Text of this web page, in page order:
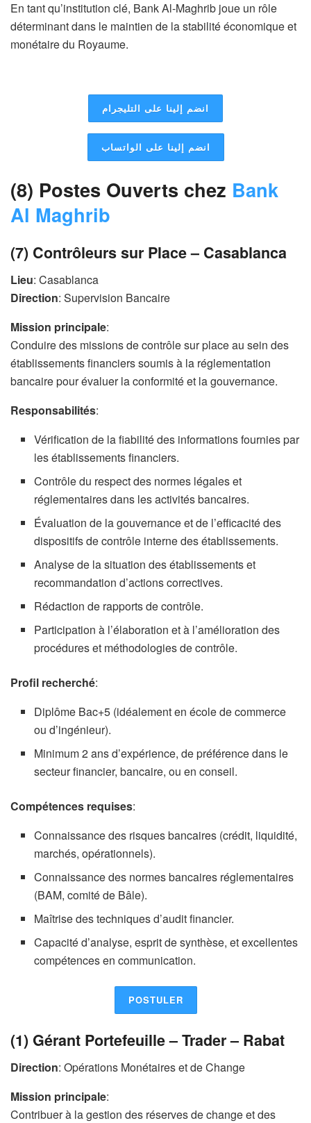
En tant qu’institution clé, Bank Al-Maghrib joue un rôle
déterminant dans le maintien de la stabilité économique et
monétaire du Royaume.
انضم إلينا على التليجرام
انضم إلينا على الواتساب
(8) Postes Ouverts chez Bank
Al Maghrib
(7) Contrôleurs sur Place – Casablanca
Lieu: Casablanca
Direction: Supervision Bancaire
Mission principale:
Conduire des missions de contrôle sur place au sein des
établissements financiers soumis à la réglementation
bancaire pour évaluer la conformité et la gouvernance.
Responsabilités:
Vérification de la fiabilité des informations fournies par
les établissements financiers.
Contrôle du respect des normes légales et
réglementaires dans les activités bancaires.
Évaluation de la gouvernance et de l’efficacité des
dispositifs de contrôle interne des établissements.
Analyse de la situation des établissements et
recommandation d’actions correctives.
Rédaction de rapports de contrôle.
Participation à l’élaboration et à l’amélioration des
procédures et méthodologies de contrôle.
Profil recherché:
Diplôme Bac+5 (idéalement en école de commerce
ou d’ingénieur).
Minimum 2 ans d’expérience, de préférence dans le
secteur financier, bancaire, ou en conseil.
Compétences requises:
Connaissance des risques bancaires (crédit, liquidité,
marchés, opérationnels).
Connaissance des normes bancaires réglementaires
(BAM, comité de Bâle).
Maîtrise des techniques d’audit financier.
Capacité d’analyse, esprit de synthèse, et excellentes
compétences en communication.
POSTULER
(1) Gérant Portefeuille – Trader – Rabat
Direction: Opérations Monétaires et de Change
Mission principale:
Contribuer à la gestion des réserves de change et des